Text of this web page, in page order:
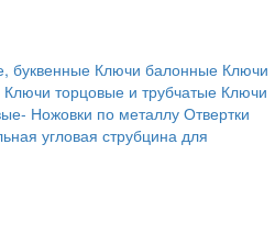
буквенные Ключи балонные Ключи
Ключи торцовые и трубчатые Ключи
Ножовки по металлу Отвертки
угловая струбцина для